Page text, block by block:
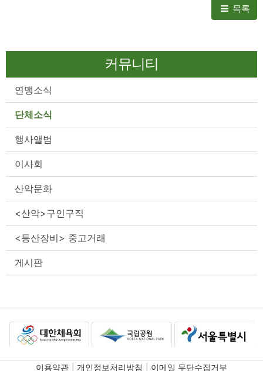
목록
커뮤니티
연맹소식
단체소식
행사앨범
이사회
산악문화
<산악>구인구직
<등산장비> 중고거래
게시판
이용약관 개인정보처리방침 이메일 무단수집거부